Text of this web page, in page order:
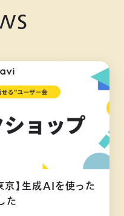
京】生成AIを使った
た